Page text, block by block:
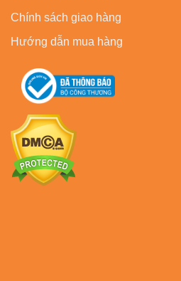
Chính sách giao hàng
Hướng dẫn mua hàng